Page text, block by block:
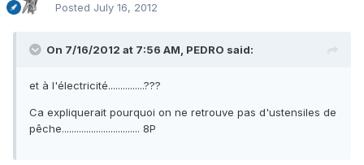
Posted July 16, 2012
On 7/16/2012 at 7:56 AM, PEDRO said:
et à l'électricité...............???
Ca expliquerait pourquoi on ne retrouve pas d'ustensiles de
pêche................................ 8P